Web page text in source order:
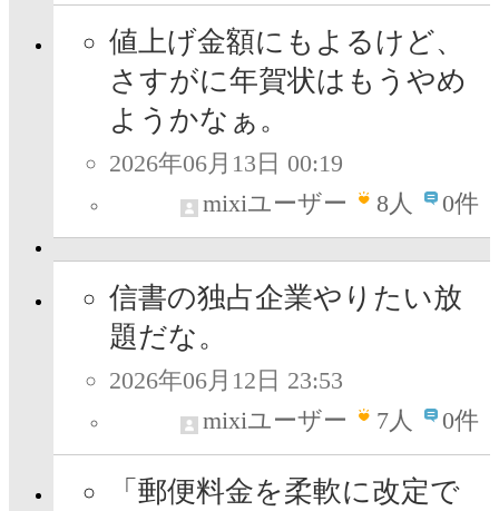
値上げ金額にもよるけど、
さすがに年賀状はもうやめ
ようかなぁ。
2026年06月13日 00:19
mixiユーザー
8人 0件
信書の独占企業やりたい放
題だな。
2026年06月12日 23:53
mixiユーザー
7人 0件
「郵便料金を柔軟に改定で